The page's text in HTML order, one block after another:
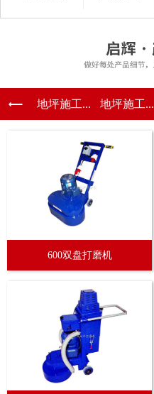
地坪施工... 地坪施工...
600双盘打磨机